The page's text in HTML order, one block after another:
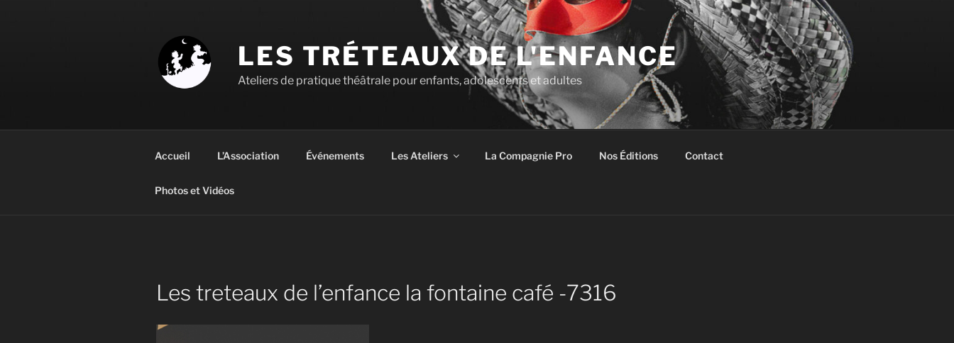
LES TRÉTEAUX DE L'ENFANCE
Ateliers de pratique théâtrale pour enfants, adolescents et adultes
Accueil L’Association Événements Les Ateliers La Compagnie Pro Nos Éditions Contact
Photos et Vidéos
Les treteaux de l’enfance la fontaine café -7316